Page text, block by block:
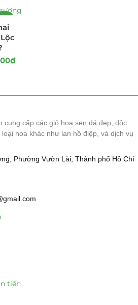
(63)
(38)
₫
cung cấp các giỏ hoa sen đá đẹp, độc
hoa khác như lan hồ điệp, và dịch vụ
Phường Vườn Lài, Thành phố Hồ Chí
tiền